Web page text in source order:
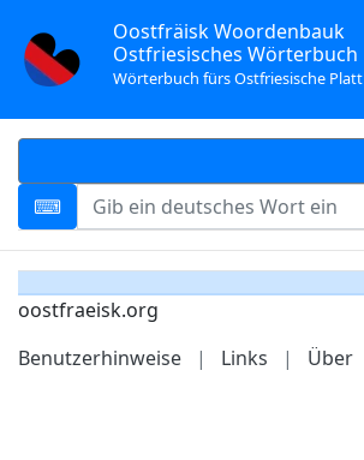
Oostfräisk Woordenbauk
Ostfriesisches Wörterbuch
Wörterbuch fürs Ostfriesische Platt
oostfraeisk.org
Benutzerhinweise
| Links | Über